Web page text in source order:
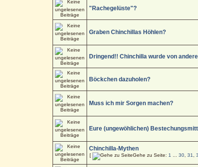
"Rachegelüste"?
Graben Chinchillas Höhlen?
Dringend!! Chinchilla wurde von
Böckchen dazuholen?
Muss ich mir Sorgen machen?
Eure (ungewöhlichen)
Chinchilla-Mythen
[ Gehe zu Seite: 1 30, 31